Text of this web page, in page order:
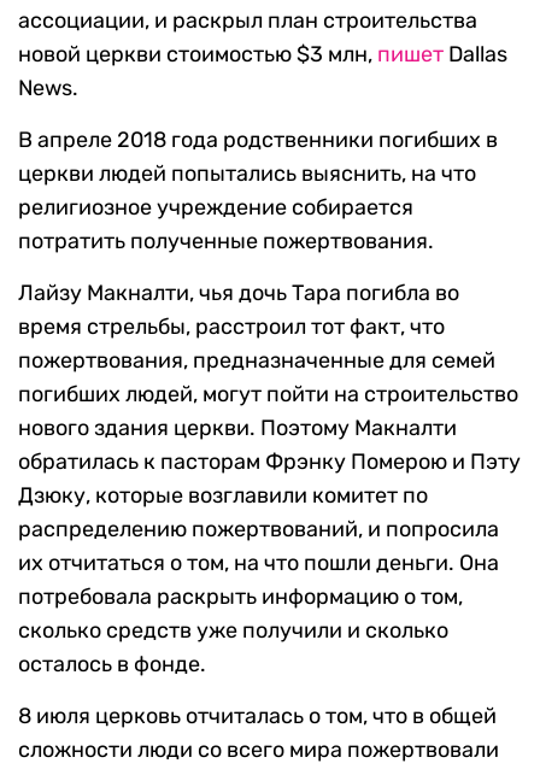
ассоциации, и раскрыл план строительства
новой церкви стоимостью $3 млн, пишет Dallas
News.
В апреле 2018 года родственники погибших в
церкви людей попытались выяснить, на что
религиозное учреждение собирается
потратить полученные пожертвования.
Лайзу Макналти, чья дочь Тара погибла во
время стрельбы, расстроил тот факт, что
пожертвования, предназначенные для семей
погибших людей, могут пойти на строительство
нового здания церкви. Поэтому Макналти
обратилась к пасторам Фрэнку Померою и Пэту
Дзюку, которые возглавили комитет по
распределению пожертвований, и попросила
их отчитаться о том, на что пошли деньги. Она
потребовала раскрыть информацию о том,
сколько средств уже получили и сколько
осталось в фонде.
8 июля церковь отчиталась о том, что в общей
сложности люди со всего мира пожертвовали